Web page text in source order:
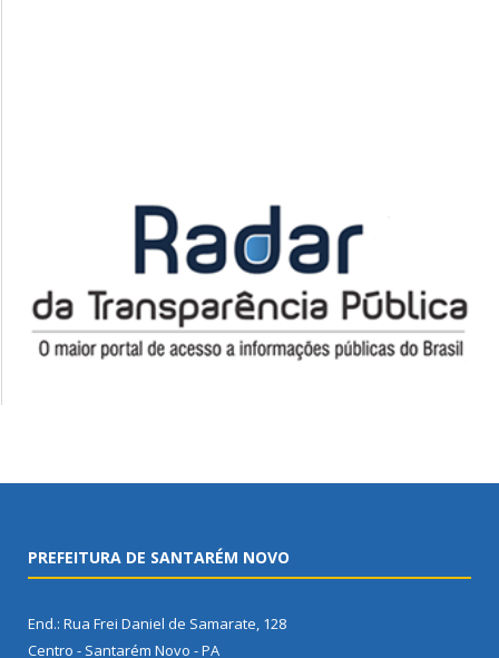
PREFEITURA DE SANTARÉM NOVO
End.: Rua Frei Daniel de Samarate, 128
Centro - Santarém Novo - PA